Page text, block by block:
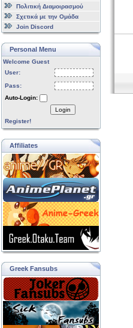
Πολιτική Διαμοιρασμού
Σχετικά με την Ομάδα
Join Discord
Personal Menu
Welcome Guest
User:
Pass:
Auto-Login:
Login
Register!
Affiliates
Greek Fansubs